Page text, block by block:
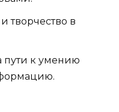
творчество в
пути к умению